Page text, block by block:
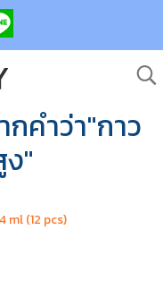
คำว่า"กาว
"
ml (12 pcs)